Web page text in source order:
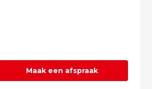
Maak een afspraak